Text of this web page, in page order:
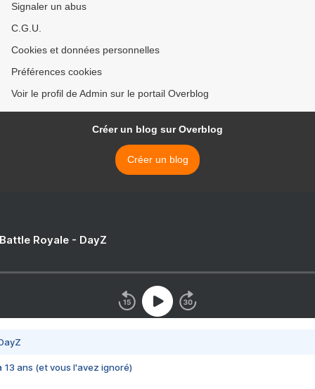
Signaler un abus
C.G.U.
Cookies et données personnelles
Préférences cookies
Voir le profil de Admin sur le portail Overblog
Créer un blog sur Overblog
Créer un blog
Royale - DayZ
13 ans (et vous l'avez ignoré)